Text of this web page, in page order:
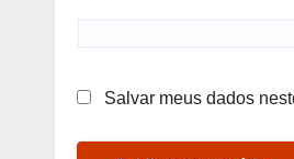
Salvar meus dados